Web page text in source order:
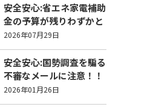
安全安心:省エネ家電補助
金の予算が残りわずかと
なりました
2026年07月29日
安全安心:国勢調査を騙る
不審なメールに注意！！
2026年01月26日